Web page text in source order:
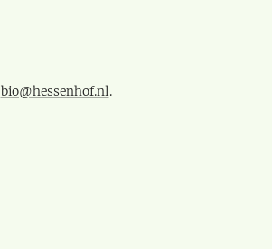
bio@hessenhof.nl.